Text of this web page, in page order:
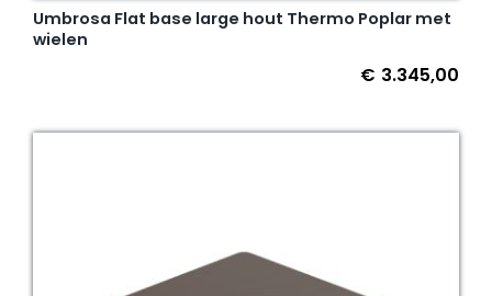
Umbrosa Flat base large hout Thermo Poplar met
wielen
€ 3.345,00